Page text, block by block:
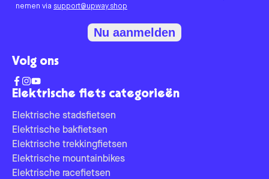
Elektrische fiets categorieën
Elektrische stadsfietsen
Elektrische bakfietsen
Elektrische trekkingfietsen
Elektrische mountainbikes
Elektrische racefietsen
nemen via support@upway.shop
Nu aanmelden
Volg ons